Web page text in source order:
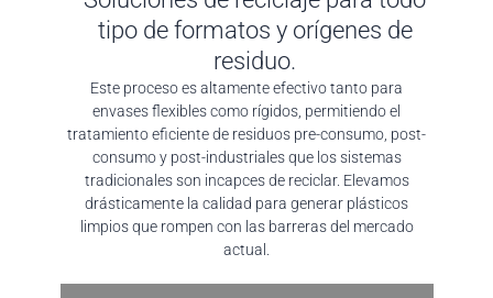
tipo de formatos y orígenes de
residuo.
Este proceso es altamente efectivo tanto para
envases flexibles como rígidos, permitiendo el
tratamiento eficiente de residuos pre-consumo, post-
consumo y post-industriales que los sistemas
tradicionales son incapces de reciclar. Elevamos
drásticamente la calidad para generar plásticos
limpios que rompen con las barreras del mercado
actual.